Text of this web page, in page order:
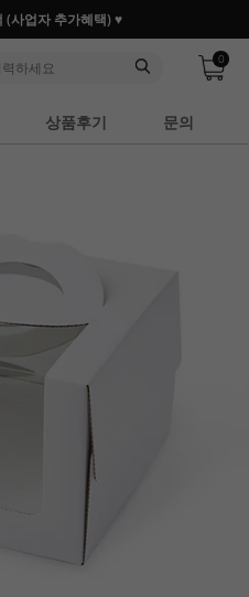
(사업자 추가혜택) ♥
0
상품후기 문의